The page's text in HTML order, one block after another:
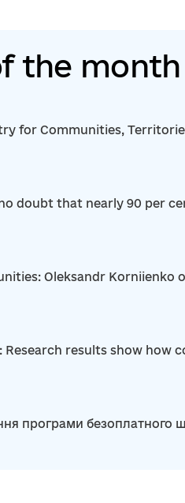
the month
for Communities,
doubt that nearly 90 per
Oleksandr Korniienko
results show how
програми безоплатного